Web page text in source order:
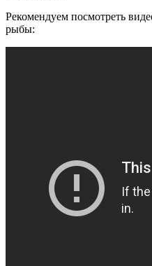
Рекомендуем посмотреть
рыбы: